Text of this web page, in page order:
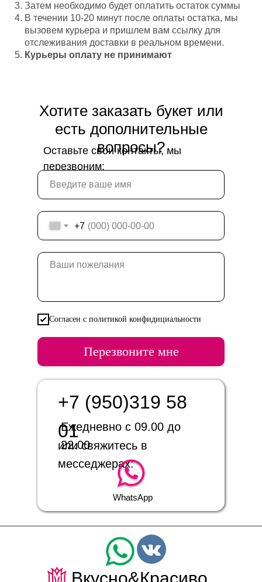
Затем необходимо будет оплатить остаток суммы
В течении 10-20 минут после оплаты остатка, мы
вызовем курьера и пришлем вам ссылку для
отслеживания доставки в реальном времени.
Курьеры оплату не принимают
Хотите заказать букет или
есть дополнительные
вопросы?
Оставьте свои контакты, мы
перезвоним:
+7
Согласен с политикой конфидициальности
Перезвоните мне
Ежедневно с 09.00 до
22.00
или свяжитесь в
месседжерах:
+7 (950)319 58
01
WhatsApp